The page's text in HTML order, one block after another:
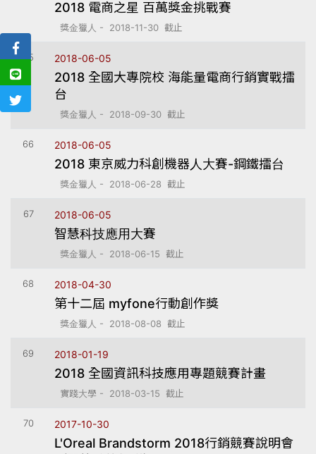
2018 電商之星 百萬獎金挑戰賽
獎金獵人 - 2018-11-30 截止
65 2018-06-05
2018 全國大專院校 海能量電商行銷實戰擂
台
獎金獵人 - 2018-09-30 截止
66 2018-06-05
2018 東京威力科創機器人大賽-鋼鐵擂台
獎金獵人 - 2018-06-28 截止
67 2018-06-05
智慧科技應用大賽
獎金獵人 - 2018-06-15 截止
68 2018-04-30
第十二屆 myfone行動創作獎
獎金獵人 - 2018-08-08 截止
69 2018-01-19
2018 全國資訊科技應用專題競賽計畫
實踐大學 - 2018-03-15 截止
70 2017-10-30
L'Oreal Brandstorm 2018行銷競賽說明會